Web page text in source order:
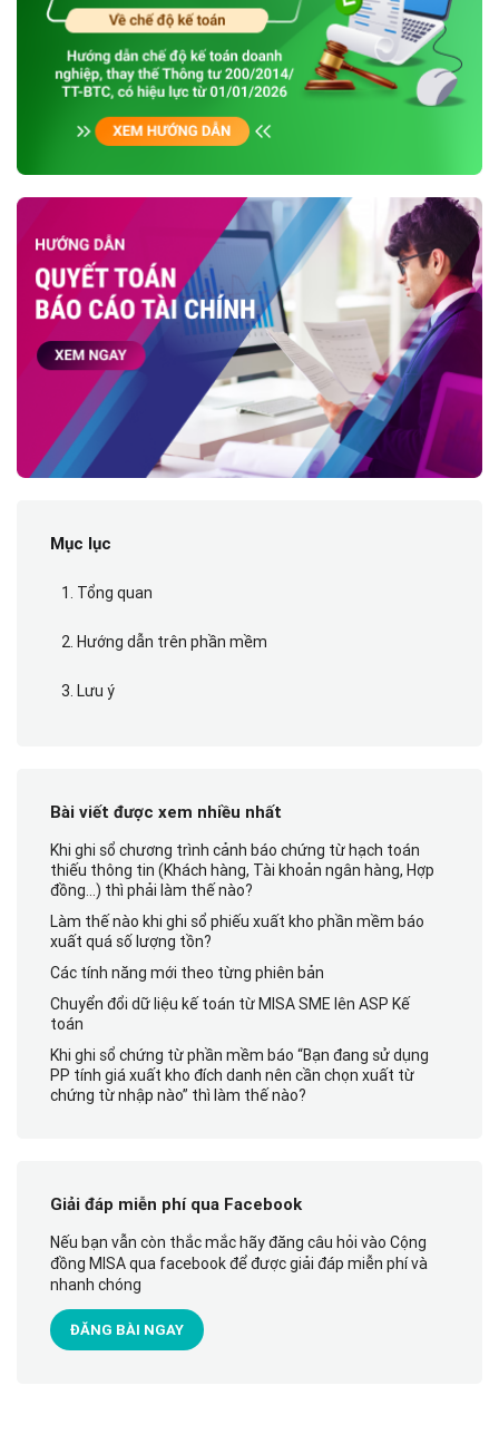
Mục lục
1. Tổng quan
2. Hướng dẫn trên phần mềm
3. Lưu ý
Bài viết được xem nhiều nhất
Khi ghi sổ chương trình cảnh báo chứng từ hạch toán
thiếu thông tin (Khách hàng, Tài khoản ngân hàng, Hợp
đồng…) thì phải làm thế nào?
Làm thế nào khi ghi sổ phiếu xuất kho phần mềm báo
xuất quá số lượng tồn?
Các tính năng mới theo từng phiên bản
Chuyển đổi dữ liệu kế toán từ MISA SME lên ASP Kế
toán
Khi ghi sổ chứng từ phần mềm báo “Bạn đang sử dụng
PP tính giá xuất kho đích danh nên cần chọn xuất từ
chứng từ nhập nào” thì làm thế nào?
Giải đáp miễn phí qua Facebook
Nếu bạn vẫn còn thắc mắc hãy đăng câu hỏi vào Cộng
đồng MISA qua facebook để được giải đáp miễn phí và
nhanh chóng
ĐĂNG BÀI NGAY